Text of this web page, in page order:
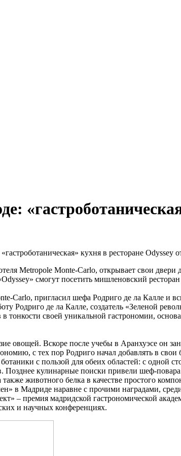
кухня в ресторане Odyssey
Metropole Monte-Carlo, открывает свои
смогут посетить мишленовский
Carlo, пригласил шефа Родриго де ла Калле и
Родриго де ла Калле, создатель «Зеленой
в тонкости своей уникальной гастрономии,
овощей. Вскоре после учебы в Аранхуэсе он
с тех пор Родриго начал добавлять в
с пользой для обеих областей: с одной
кулинарные поиски привели шеф-
животного белка в качестве простого
в Мадриде наравне с прочими наградами,
– премия мадридской гастрономической
и научных конференциях.